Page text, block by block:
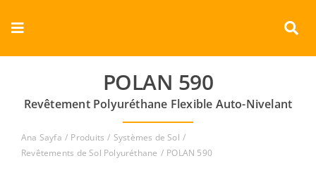
Toggle
Navigation
Produits
Documents
POLAN 590
Revêtement Polyuréthane Flexible Auto-Nivelant
Ana Sayfa Produits
Systèmes de Sol
Revêtements de Sol Polyuréthane
POLAN 590